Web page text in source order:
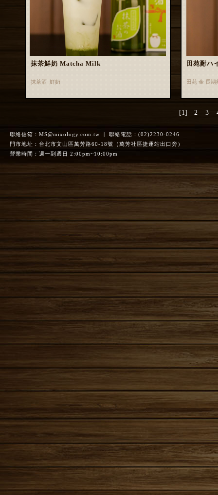
抹茶鮮奶 Matcha Milk
抹茶酒 鮮奶
田苑酎ハ
田苑 金 長
[1] 2 3
聯絡信箱： MS@mixology.com.tw | 聯絡電話：(02)2230-0246
門市地址：台北市文山區萬芳路60-18號（萬芳社區捷運站出口旁）
營業時間：週一到週日 2:00pm~10:00pm